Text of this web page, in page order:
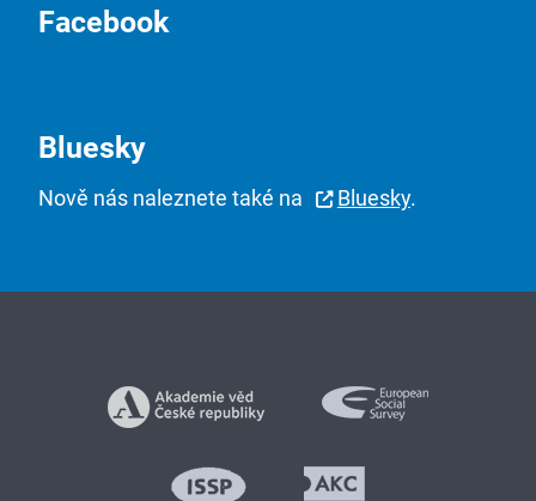
Facebook
Bluesky
Nově nás naleznete také na Bluesky.